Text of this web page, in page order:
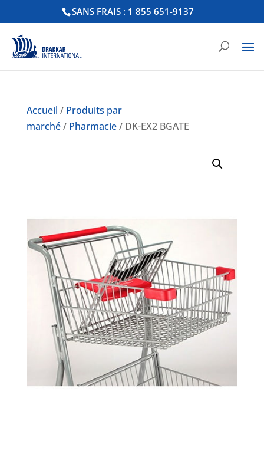
SANS FRAIS : 1 855 651-9137
Accueil / Produits par
marché/ Pharmacie/ DK-EX2 BGATE